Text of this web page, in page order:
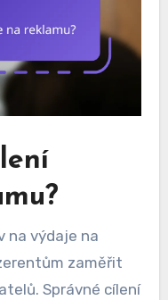
na výdaje na
zaměřit
Správné cílení